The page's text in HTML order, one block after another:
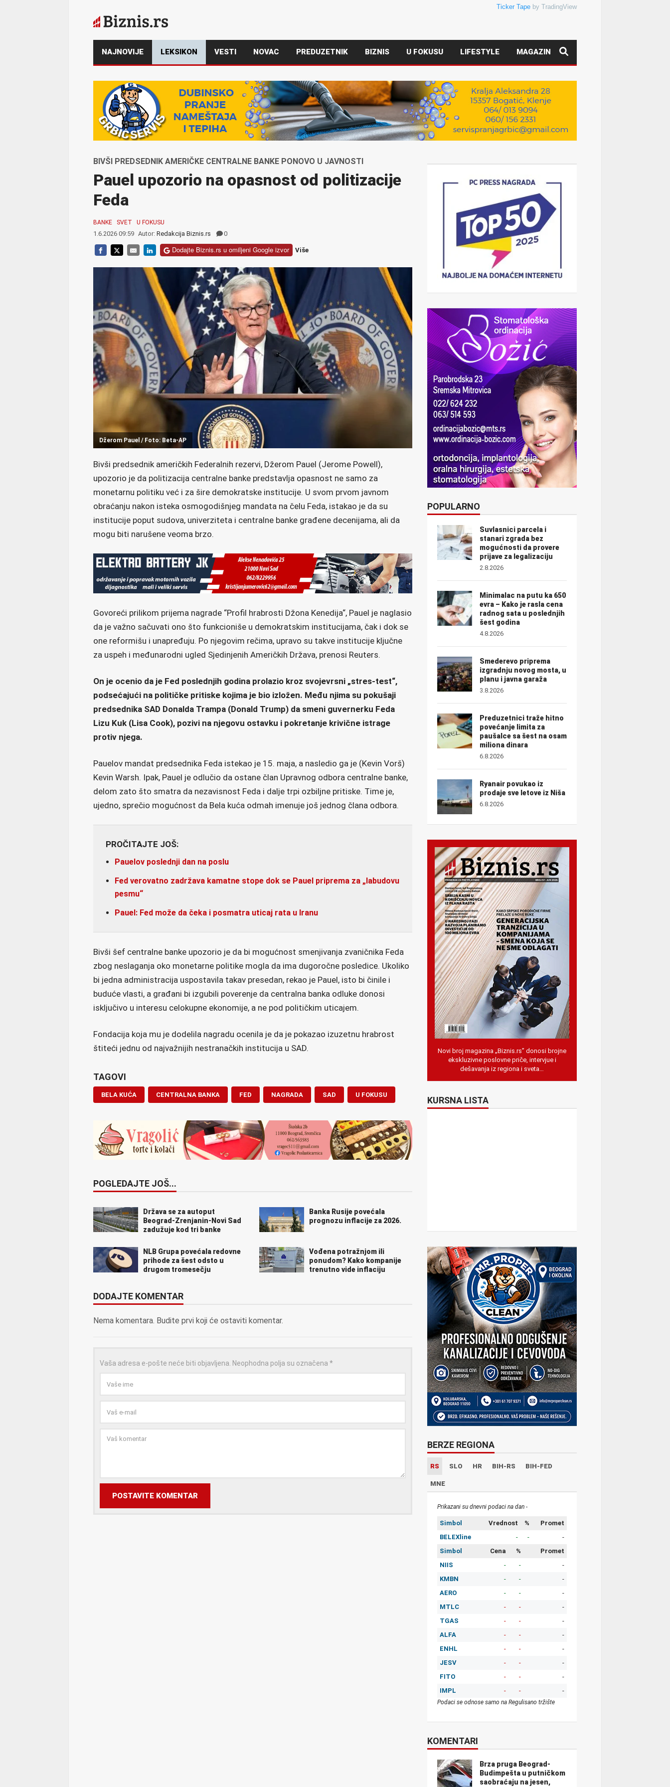
Ticker Tape by TradingView
NAJNOVIJE LEKSIKON VESTI NOVAC PREDUZETNIK BIZNIS U FOKUSU LIFESTYLE MAGAZIN
BIVŠI PREDSEDNIK AMERIČKE CENTRALNE BANKE PONOVO U JAVNOSTI
Pauel upozorio na opasnost od politizacije
Feda
BANKE SVET U FOKUSU
1.6.2026 09:59 Autor: Redakcija Biznis.rs 0
Dodajte Biznis.rs u omiljeni Google izvor Više
Džerom Pauel / Foto: Beta-AP
Bivši predsednik američkih Federalnih rezervi, Džerom Pauel (Jerome Powell),
upozorio je da politizacija centralne banke predstavlja opasnost ne samo za
monetarnu politiku već i za šire demokratske institucije. U svom prvom javnom
obraćanju nakon isteka osmogodišnjeg mandata na čelu Feda, istakao je da su
institucije poput sudova, univerziteta i centralne banke građene decenijama, ali da
mogu biti narušene veoma brzo.
Govoreći prilikom prijema nagrade “Profil hrabrosti Džona Kenedija“, Pauel je naglasio
da je važno sačuvati ono što funkcioniše u demokratskim institucijama, čak i dok se
one reformišu i unapređuju. Po njegovim rečima, upravo su takve institucije ključne
za uspeh i međunarodni ugled Sjedinjenih Američkih Država, prenosi Reuters.
On je ocenio da je Fed poslednjih godina prolazio kroz svojevrsni „stres-test“,
podsećajući na političke pritiske kojima je bio izložen. Među njima su pokušaji
predsednika SAD Donalda Trampa (Donald Trump) da smeni guvernerku Feda
Lizu Kuk (Lisa Cook), pozivi na njegovu ostavku i pokretanje krivične istrage
protiv njega.
Pauelov mandat predsednika Feda istekao je 15. maja, a nasledio ga je (Kevin Vorš)
Kevin Warsh. Ipak, Pauel je odlučio da ostane član Upravnog odbora centralne banke,
delom zato što smatra da nezavisnost Feda i dalje trpi ozbiljne pritiske. Time je,
ujedno, sprečio mogućnost da Bela kuća odmah imenuje još jednog člana odbora.
PROČITAJTE JOŠ:
Pauelov poslednji dan na poslu
Fed verovatno zadržava kamatne stope dok se Pauel priprema za „labudovu
pesmu“
Pauel: Fed može da čeka i posmatra uticaj rata u Iranu
Bivši šef centralne banke upozorio je da bi mogućnost smenjivanja zvaničnika Feda
zbog neslaganja oko monetarne politike mogla da ima dugoročne posledice. Ukoliko
bi jedna administracija uspostavila takav presedan, rekao je Pauel, isto bi činile i
buduće vlasti, a građani bi izgubili poverenje da centralna banka odluke donosi
isključivo u interesu celokupne ekonomije, a ne pod političkim uticajem.
Fondacija koja mu je dodelila nagradu ocenila je da je pokazao izuzetnu hrabrost
štiteći jednu od najvažnijih nestranačkih institucija u SAD.
TAGOVI
BELA KUĆA CENTRALNA BANKA FED NAGRADA SAD U FOKUSU
POGLEDAJTE JOŠ...
Država se za autoput
Beograd-Zrenjanin-Novi Sad
zadužuje kod tri banke
Banka Rusije povećala
prognozu inflacije za 2026.
NLB Grupa povećala redovne
prihode za šest odsto u
drugom tromesečju
Vođena potražnjom ili
ponudom? Kako kompanije
trenutno vide inflaciju
DODAJTE KOMENTAR
Nema komentara. Budite prvi koji će ostaviti komentar.
Vaša adresa e-pošte neće biti objavljena. Neophodna polja su označena *
POSTAVITE KOMENTAR
POPULARNO
Suvlasnici parcela i
stanari zgrada bez
mogućnosti da provere
prijave za legalizaciju
2.8.2026
Minimalac na putu ka 650
evra – Kako je rasla cena
radnog sata u poslednjih
šest godina
4.8.2026
Smederevo priprema
izgradnju novog mosta, u
planu i javna garaža
3.8.2026
Preduzetnici traže hitno
povećanje limita za
paušalce sa šest na osam
miliona dinara
6.8.2026
Ryanair povukao iz
prodaje sve letove iz Niša
6.8.2026
Novi broj magazina „Biznis.rs” donosi brojne
ekskluzivne poslovne priče, intervjue i
dešavanja iz regiona i sveta…
KURSNA LISTA
BERZE REGIONA
RS SLO HR BIH-RS BIH-FED
MNE
Prikazani su dnevni podaci na dan -
Simbol Vrednost %
Promet
BELEXline
- -
-
Simbol
Cena %
Promet
NIIS
- -
-
KMBN
- -
-
AERO
- -
-
MTLC
- -
-
TGAS
- -
-
ALFA
- -
-
ENHL
- -
-
JESV
- -
-
FITO
- -
-
IMPL
- - -
Podaci se odnose samo na Regulisano tržište
KOMENTARI
Brza pruga Beograd-
Budimpešta u putničkom
saobraćaju na jesen,